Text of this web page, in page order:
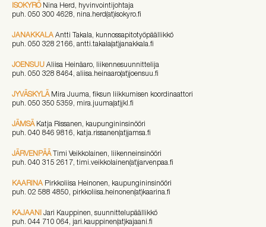
ISOKYRÖ Nina Herd, hyvinvointijohtaja
puh. 050 300 4628, nina.herd(at)isokyro.fi
JANAKKALA Antti Takala, kunnossapitotyöpäällikkö
puh. 050 328 2166, antti.takala(at)janakkala.fi
JOENSUU Aliisa Heinäaro, liikennesuunnittelija
puh. 050 328 8464, aliisa.heinaaro(at)joensuu.fi
JYVÄSKYLÄMira Juuma, fiksun liikkumisen koordinaattori
puh. 050 350 5359, mira.juuma(at)jkl.fi
JÄMSÄ Katja Rissanen, kaupungininsinööri
puh. 040 846 9816, katja.rissanen(at)jamsa.fi
JÄRVENPÄÄTimi Veikkolainen, liikenneinsinööri
puh. 040 315 2617, timi.veikkolainen(at)jarvenpaa.fi
KAARINA Pirkkoliisa Heinonen, kaupungininsinööri
puh. 02 588 4850, pirkkoliisa.heinonen(at)kaarina.fi
KAJAANI Jari Kauppinen, suunnittelupäällikkö
puh. 044 710 064, jari.kauppinen(at)kajaani.fi